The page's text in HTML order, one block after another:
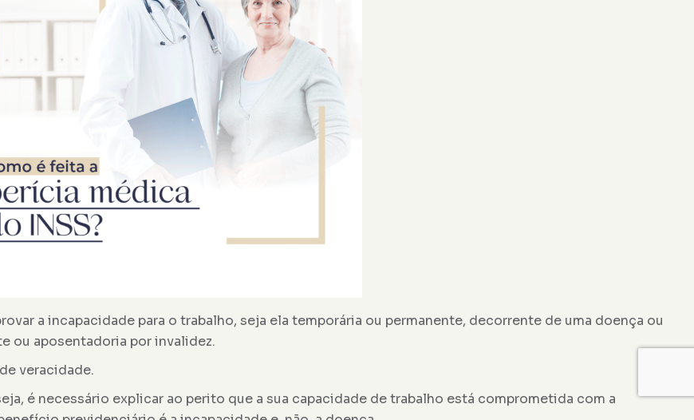
a incapacidade para o trabalho, seja ela temporária ou permanente, decorrente de uma doença ou
ou aposentadoria por invalidez.
veracidade.
é necessário explicar ao perito que a sua capacidade de trabalho está comprometida com a